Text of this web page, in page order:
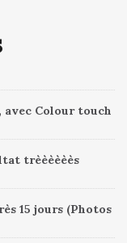
avec Colour touch
trèèèèèès
15 jours (Photos